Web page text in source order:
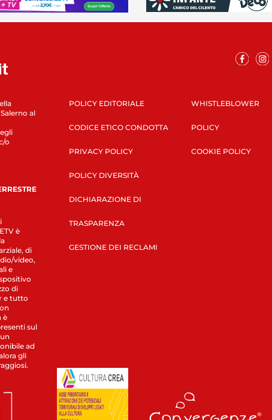
al
o
è
di
video,
e
di
e tutto
è
sul
ad
gli
POLICY EDITORIALE
CODICE ETICO CONDOTTA
PRIVACY POLICY
POLICY DIVERSITÀ
DICHIARAZIONE DI
TRASPARENZA
GESTIONE DEI RECLAMI
WHISTLEBLOWER
POLICY
COOKIE POLICY